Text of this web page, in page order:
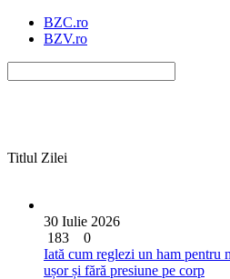
BZC.ro
BZV.ro
Titlul Zilei
30 Iulie 2026
183
0
Iată cum reglezi un ham pentru
ușor și fără presiune pe corp